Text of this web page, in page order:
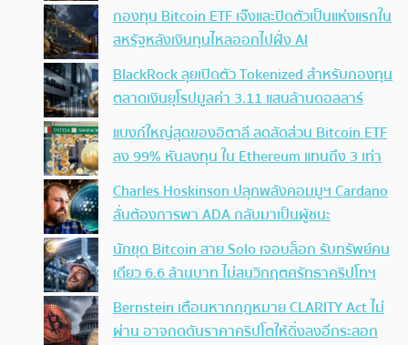
กองทุน Bitcoin ETF เจ๊งและปิดตัวเป็นแห่งแรกใน
สหรัฐหลังเงินทุนไหลออกไปฝั่ง AI
BlackRock ลุยเปิดตัว Tokenized สำหรับกองทุน
ตลาดเงินยุโรปมูลค่า 3.11 แสนล้านดอลลาร์
แบงก์ใหญ่สุดของอิตาลี ลดสัดส่วน Bitcoin ETF
ลง 99% หันลงทุน ใน Ethereum แทนถึง 3 เท่า
Charles Hoskinson ปลุกพลังคอมมูฯ Cardano
ลั่นต้องการพา ADA กลับมาเป็นผู้ชนะ
นักขุด Bitcoin สาย Solo เจอบล็อก รับทรัพย์คน
เดียว 6.6 ล้านบาท ไม่สนวิกฤตศรัทธาคริปโทฯ
Bernstein เตือนหากกฎหมาย CLARITY Act ไม่
ผ่าน อาจกดดันราคาคริปโตให้ดิ่งลงอีกระลอก